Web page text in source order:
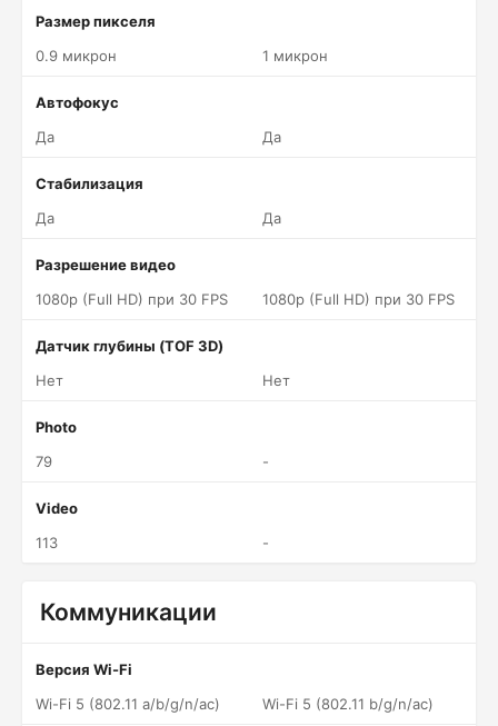
Размер пикселя
0.9 микрон
1 микрон
Автофокус
Да
Да
Стабилизация
Да
Да
Разрешение видео
1080p (Full HD) при 30 FPS
1080p (Full HD) при 30 FPS
Датчик глубины (TOF 3D)
Нет
Нет
Photo
79
-
Video
113
-
Коммуникации
Версия Wi-Fi
Wi-Fi 5 (802.11 a/b/g/n/ac)
Wi-Fi 5 (802.11 b/g/n/ac)